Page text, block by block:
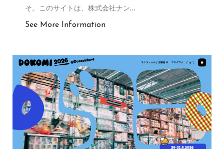
そ。このサイトは、株式会社ナン…
See More Information